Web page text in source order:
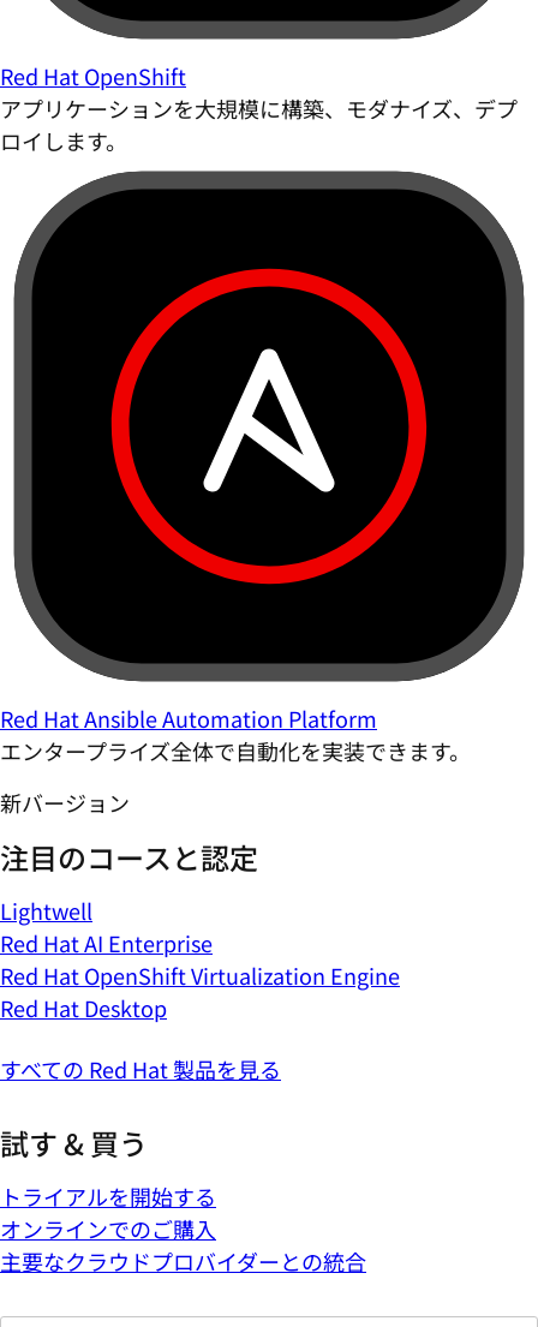
Red Hat OpenShift
アプリケーションを大規模に構築、モダナイズ、デプ
ロイします。
Red Hat Ansible Automation Platform
エンタープライズ全体で自動化を実装できます。
新バージョン
注目のコースと認定
Lightwell
Red Hat AI Enterprise
Red Hat OpenShift Virtualization Engine
Red Hat Desktop
すべての Red Hat 製品を見る
試す & 買う
トライアルを開始する
オンラインでのご購入
主要なクラウドプロバイダーとの統合